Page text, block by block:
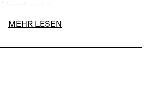
der Welt mit dem
eine Welt der
die Bühne, in der sich
MEHR LESEN